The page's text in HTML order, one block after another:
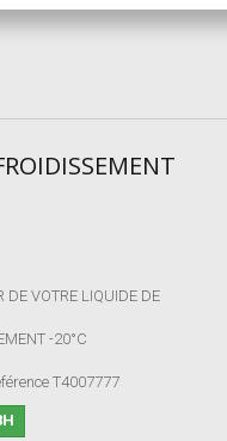
DE VOTRE LIQUIDE DE
-20°C
T4007777